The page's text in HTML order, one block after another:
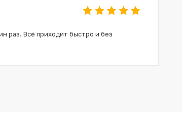
раз. Всё приходит быстро и без